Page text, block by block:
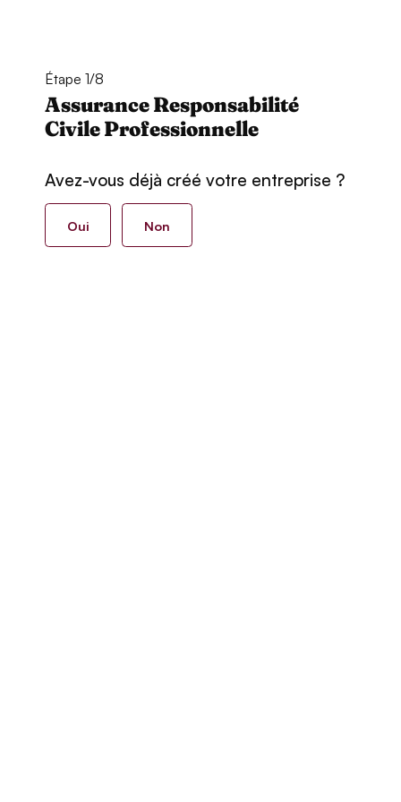
Étape 1/8
Assurance Responsabilité
Civile Professionnelle
Avez-vous déjà créé votre entreprise ?
Oui Non